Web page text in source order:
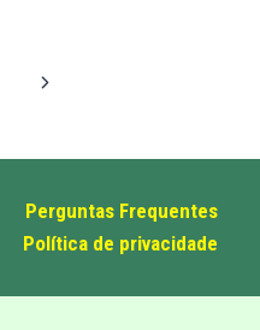
Próxima
Perguntas Frequentes
Política de privacidade